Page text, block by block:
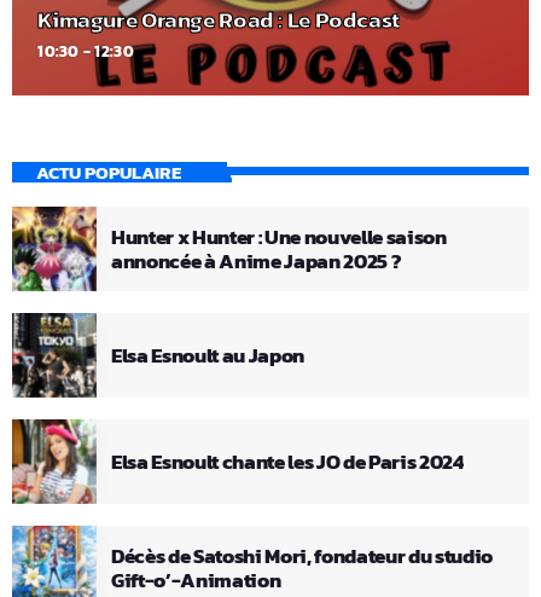
Kimagure Orange Road : Le Podcast
10:30 - 12:30
ACTU POPULAIRE
Hunter x Hunter : Une nouvelle saison
annoncée à Anime Japan 2025 ?
Elsa Esnoult au Japon
Elsa Esnoult chante les JO de Paris 2024
Décès de Satoshi Mori, fondateur du studio
Gift-o’-Animation